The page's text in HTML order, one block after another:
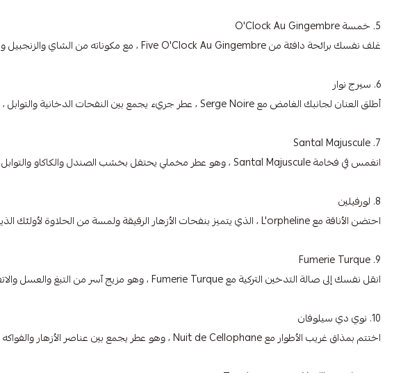
5. خمسة O'Clock Au Gingembre
غلف نفسك برائحة دافئة من Five O'Clock Au Gingembre ، مع مكوناته من الشاي والزنجبيل والكاكاو ، وهو مثالي لفترات الظهيرة الباردة.
6. سيرج نوار
أطلق العنان لجانبك الغامض مع Serge Noire ، عطر جريء يجمع بين النفحات الدخانية والتوابل ، مما يجعلك تبرز بالتأكيد.
7. Santal Majuscule
انغمس في فخامة Santal Majuscule ، وهو عطر مخملي يحتفل بخشب الصندل والكاكاو والتوابل لتجربة منحلة.
8. لورفيلين
احتضن الأناقة مع L'orpheline ، الذي يتميز بنفحات الأزهار الرقيقة ولمسة من الحلاوة لأولئك الذين يقدرون الدقة.
9. Fumerie Turque
انقل نفسك إلى صالة التدخين التركية مع Fumerie Turque ، وهو مزيج آسر من التبغ والعسل والاتفاقات المدخنة.
10. نوي دي سيلوفان
اختتم بمذاق غريب الأطوار مع Nuit de Cellophane ، وهو عطر يجمع بين عناصر الأزهار والفواكه لرائحة خفيفة وأثيرية.